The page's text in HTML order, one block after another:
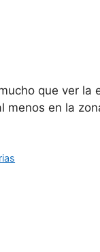
que ver
menos en la